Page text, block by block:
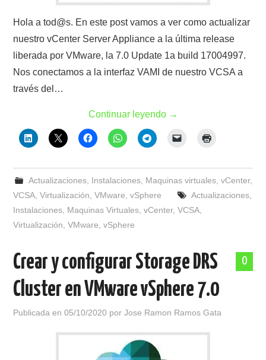
Hola a tod@s. En este post vamos a ver como actualizar
nuestro vCenter Server Appliance a la última release
liberada por VMware, la 7.0 Update 1a build 17004997.
Nos conectamos a la interfaz VAMI de nuestro VCSA a
través del…
Continuar leyendo →
Actualizaciones, Instalaciones, Maquinas virtuales, vCenter,
VCSA ,Virtualización ,VMware ,vSphere Actualizaciones,
Instalaciones Maquinas Virtuales ,vCenter,VCSA
Virtualización ,VMware ,vSphere
0
Crear y configurar Storage DRS
Cluster en VMware vSphere 7.0
Publicada en05/10/2020 porJose Ramon Ramos Gata